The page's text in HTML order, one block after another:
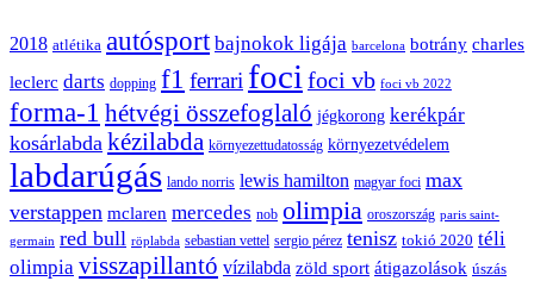
2018 atlétika autósport bajnokok ligája barcelona botrány charles
leclerc darts dopping f1 ferrari foci foci vb foci vb 2022
forma-1 hétvégi összefoglaló jégkorong kerékpár
kosárlabda kézilabda környezettudatosság környezetvédelem
labdarúgás lando norris lewis hamilton magyar foci max
verstappen mclaren mercedes nob olimpia oroszország paris saint-
germain red bull röplabda sebastian vettel sergio pérez tenisz tokió 2020 téli
olimpia visszapillantó vízilabda zöld sport átigazolások úszás